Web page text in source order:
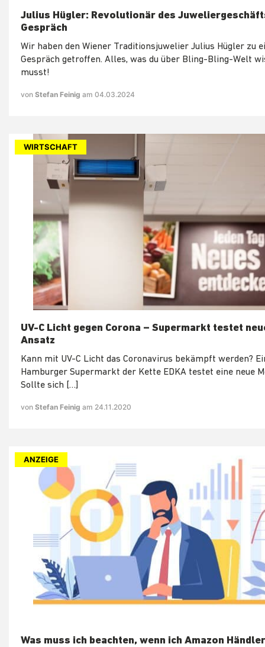
Julius Hügler: Revolutionär des
Gespräch
Wir haben den Wiener Traditionsjuwelier Julius Hügler zu
Gespräch getroffen. Alles, was du über Bling-Bling-Welt
musst!
von Stefan Feinig am 04.03.2024
WIRTSCHAFT
UV-C Licht gegen Corona – Supermarkt testet
Ansatz
Kann mit UV-C Licht das Coronavirus bekämpft werden?
Hamburger Supermarkt der Kette EDKA testet eine neue
Sollte sich […]
von Stefan Feinig am 24.11.2020
ANZEIGE
Was muss ich beachten, wenn ich Amazon